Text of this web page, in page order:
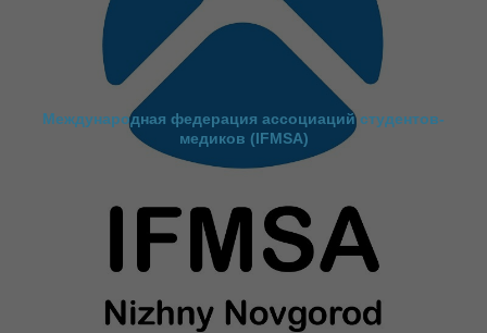
Международная федерация ассоциаций студентов-
медиков (IFMSA)